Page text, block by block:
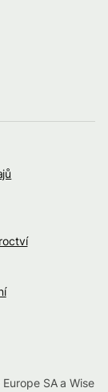
SA a Wise